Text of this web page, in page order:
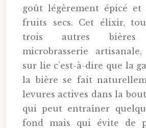
goût légèrement épicé
fruits secs. Cet élixir,
trois autres
microbrasserie
sur lie c’est-à-dire que la
la bière se fait
levures actives dans la
qui peut entraîner
fond mais qui évite de